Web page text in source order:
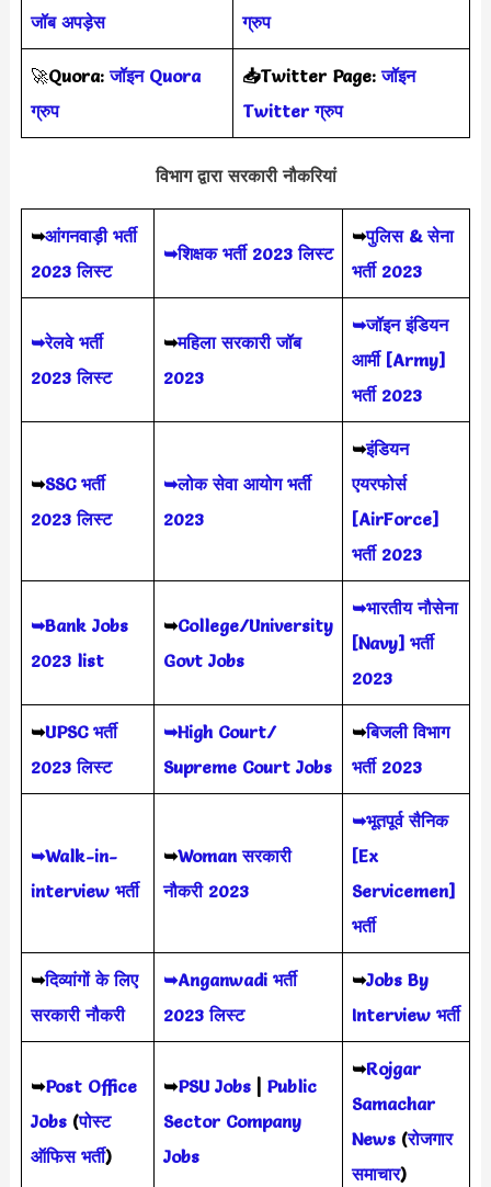
जॉब अपड़ेस
ग्रुप
🚀Quora:जॉइन Quora
ग्रुप
📥Twitter Page:जॉइन
Twitter ग्रुप
विभाग द्वारा सरकारी नौकरियां
➥आंगनवाड़ी भर्ती
2023 लिस्ट
➥शिक्षक भर्ती 2023 लिस्ट
➥पुलिस & सेना
भर्ती 2023
➥रेलवे भर्ती
2023 लिस्ट
➥महिला सरकारी जॉब
2023
➥जॉइन इंडियन
आर्मी [Army]
भर्ती 2023
➥SSC भर्ती
2023 लिस्ट
➥लोक सेवा आयोग भर्ती
2023
➥इंडियन
एयरफोर्स
[AirForce]
भर्ती 2023
➥Bank Jobs
2023 list
➥College/University
Govt Jobs
➥भारतीय नौसेना
[Navy] भर्ती
2023
➥UPSC भर्ती
2023 लिस्ट
➥High Court/
Supreme Court Jobs
➥बिजली विभाग
भर्ती 2023
➥Walk-in-
interview भर्ती
➥Woman सरकारी
नौकरी 2023
➥भूतपूर्व सैनिक
[Ex
Servicemen]
भर्ती
➥दिव्यांगों के लिए
सरकारी नौकरी
➥Anganwadi भर्ती
2023 लिस्ट
➥Jobs By
Interview भर्ती
➥Post Office
Jobs(पोस्ट
ऑफिस भर्ती)
➥PSU Jobs| Public
Sector Company
Jobs
➥Rojgar
Samachar
News(रोजगार
समाचार)